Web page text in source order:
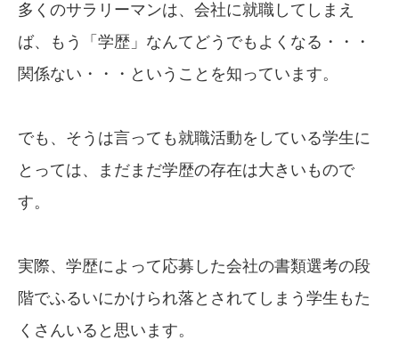
多くのサラリーマンは、会社に就職してしまえ
ば、もう「学歴」なんてどうでもよくなる・・・
関係ない・・・ということを知っています。
でも、そうは言っても就職活動をしている学生に
とっては、まだまだ学歴の存在は大きいもので
す。
実際、学歴によって応募した会社の書類選考の段
階でふるいにかけられ落とされてしまう学生もた
くさんいると思います。